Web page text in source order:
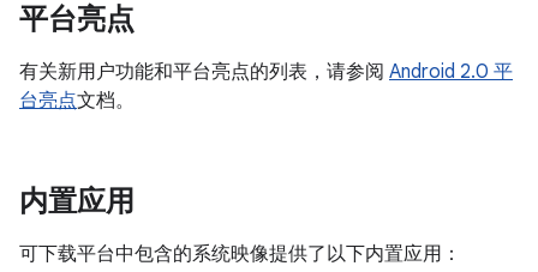
平台亮点
有关新用户功能和平台亮点的列表，请参阅 Android 2.0 平
台亮点文档。
内置应用
可下载平台中包含的系统映像提供了以下内置应用：